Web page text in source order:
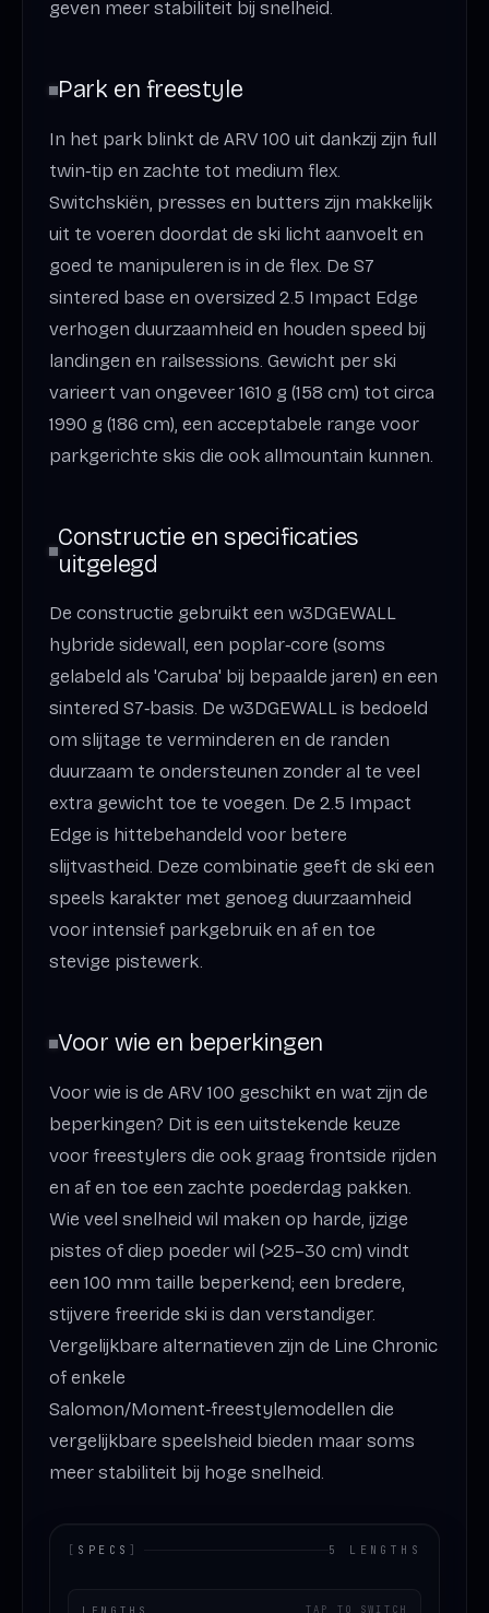
geven meer stabiliteit bij snelheid.
Park en freestyle
In het park blinkt de ARV 100 uit dankzij zijn full
twin‑tip en zachte tot medium flex.
Switchskiën, presses en butters zijn makkelijk
uit te voeren doordat de ski licht aanvoelt en
goed te manipuleren is in de flex. De S7
sintered base en oversized 2.5 Impact Edge
verhogen duurzaamheid en houden speed bij
landingen en railsessions. Gewicht per ski
varieert van ongeveer 1610 g (158 cm) tot circa
1990 g (186 cm), een acceptabele range voor
parkgerichte skis die ook allmountain kunnen.
Constructie en specificaties
uitgelegd
De constructie gebruikt een w3DGEWALL
hybride sidewall, een poplar‑core (soms
gelabeld als 'Caruba' bij bepaalde jaren) en een
sintered S7‑basis. De w3DGEWALL is bedoeld
om slijtage te verminderen en de randen
duurzaam te ondersteunen zonder al te veel
extra gewicht toe te voegen. De 2.5 Impact
Edge is hittebehandeld voor betere
slijtvastheid. Deze combinatie geeft de ski een
speels karakter met genoeg duurzaamheid
voor intensief parkgebruik en af en toe
stevige pistewerk.
Voor wie en beperkingen
Voor wie is de ARV 100 geschikt en wat zijn de
beperkingen? Dit is een uitstekende keuze
voor freestylers die ook graag frontside rijden
en af en toe een zachte poederdag pakken.
Wie veel snelheid wil maken op harde, ijzige
pistes of diep poeder wil (>25–30 cm) vindt
een 100 mm taille beperkend; een bredere,
stijvere freeride ski is dan verstandiger.
Vergelijkbare alternatieven zijn de Line Chronic
of enkele
Salomon/Moment‑freestylemodellen die
vergelijkbare speelsheid bieden maar soms
meer stabiliteit bij hoge snelheid.
[ SPECS ] 5 LENGTHS
TAP TO SWITCH